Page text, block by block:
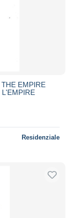
EMPIRE
L'EMPIRE
Residenziale